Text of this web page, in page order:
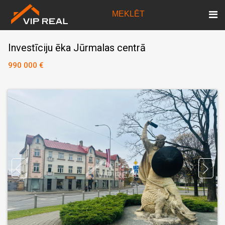
MEKLĒT
Investīciju ēka Jūrmalas centrā
990 000 €